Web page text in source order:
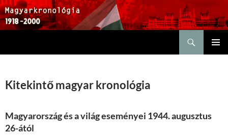
Kitekintő magyar kronológia
Magyarország és a világ eseményei 1944. augusztus
26-ától